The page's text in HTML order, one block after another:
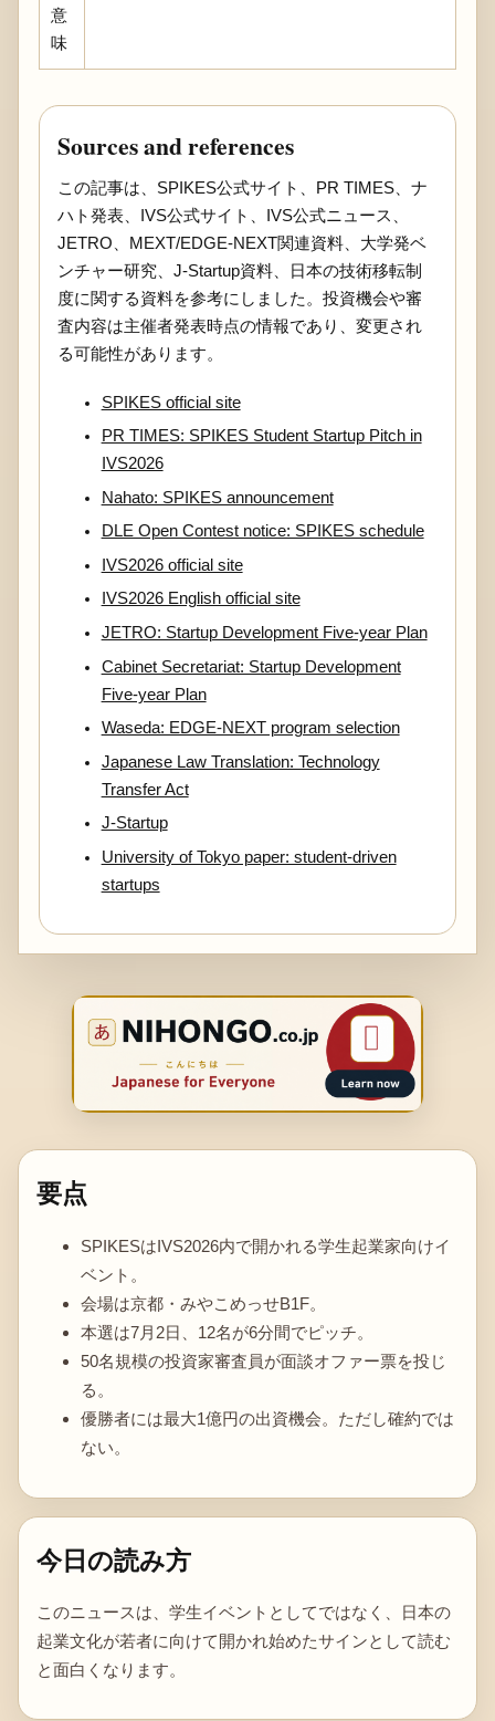
意
味
Sources and references
この記事は、SPIKES公式サイト、PR TIMES、ナ
ハト発表、IVS公式サイト、IVS公式ニュース、
JETRO、MEXT/EDGE-NEXT関連資料、大学発ベ
ンチャー研究、J-Startup資料、日本の技術移転制
度に関する資料を参考にしました。投資機会や審
査内容は主催者発表時点の情報であり、変更され
る可能性があります。
SPIKES official site
PR TIMES: SPIKES Student Startup Pitch in
IVS2026
Nahato: SPIKES announcement
DLE Open Contest notice: SPIKES schedule
IVS2026 official site
IVS2026 English official site
JETRO: Startup Development Five-year Plan
Cabinet Secretariat: Startup Development
Five-year Plan
Waseda: EDGE-NEXT program selection
Japanese Law Translation: Technology
Transfer Act
J-Startup
University of Tokyo paper: student-driven
startups
要点
SPIKESはIVS2026内で開かれる学生起業家向けイ
ベント。
会場は京都・みやこめっせB1F。
本選は7月2日、12名が6分間でピッチ。
50名規模の投資家審査員が面談オファー票を投じ
る。
優勝者には最大1億円の出資機会。ただし確約では
ない。
今日の読み方
このニュースは、学生イベントとしてではなく、日本の
起業文化が若者に向けて開かれ始めたサインとして読む
と面白くなります。